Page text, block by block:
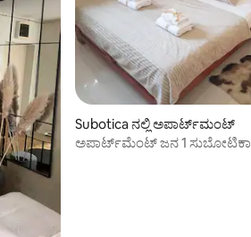
Subotica ನಲ್ಲಿ ಅಪಾರ್ಟ್‌ಮಂಟ್
ಅಪಾರ್ಟ್‌ಮೆಂಟ್ ಜನ 1 ಸುಬೋಟಿಕಾ